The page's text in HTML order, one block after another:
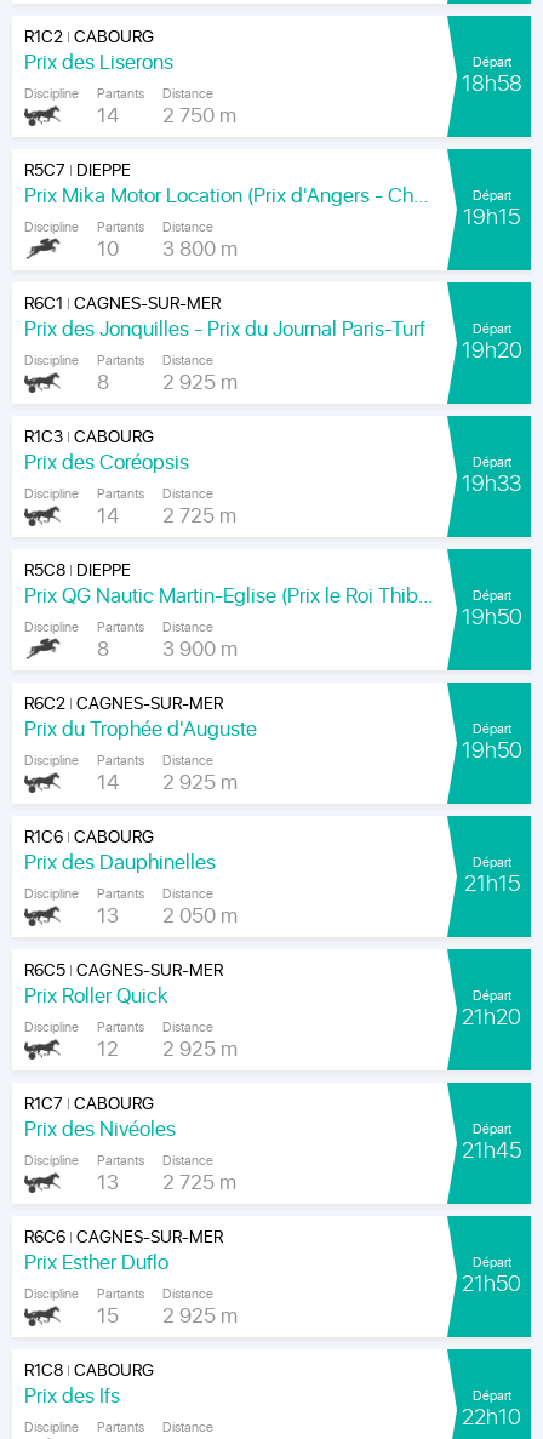
R1C2|CABOURG
Prix des Liserons
Discipline Partants
14
Distance
2 750 m
Départ
18h58
R5C7 | DIEPPE
Prix Mika Motor Location (Prix d'Angers - Chamionnat Paris-Turf des Apprentis-Jeunes-Jockeys)
Discipline Partants
10
Distance
3 800 m
Départ
19h15
R6C1 |CAGNES-SUR-MER
Prix des Jonquilles - Prix du Journal Paris-Turf
Discipline Partants
8
Distance
2 925 m
Départ
19h20
R1C3|CABOURG
Prix des Coréopsis
Discipline Partants
14
Distance
2 725 m
Départ
19h33
R5C8| DIEPPE
Prix QG Nautic Martin-Eglise (Prix le Roi Thibault)
Discipline Partants
8
Distance
3 900 m
Départ
19h50
R6C2|CAGNES-SUR-MER
Prix du Trophée d'Auguste
Discipline Partants
14
Distance
2 925 m
Départ
19h50
R1C6|CABOURG
Prix des Dauphinelles
Discipline Partants
13
Distance
2 050 m
Départ
21h15
R6C5|CAGNES-SUR-MER
Prix Roller Quick
Discipline Partants
12
Distance
2 925 m
Départ
21h20
R1C7 |CABOURG
Prix des Nivéoles
Discipline Partants
13
Distance
2 725 m
Départ
21h45
R6C6|CAGNES-SUR-MER
Prix Esther Duflo
Discipline Partants
15
Distance
2 925 m
Départ
21h50
R1C8|CABOURG
Prix des Ifs
Discipline Partants Distance
Départ
22h10